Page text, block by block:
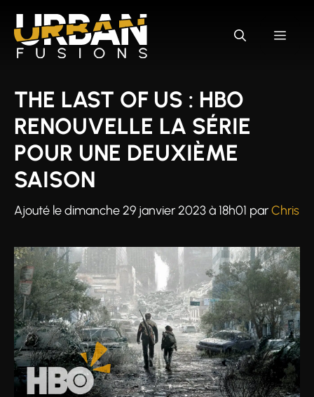
contenu
THE LAST OF US : HBO
RENOUVELLE LA SÉRIE
POUR UNE DEUXIÈME
SAISON
Ajouté ledimanche 29 janvier 2023 à 18h01 parChris